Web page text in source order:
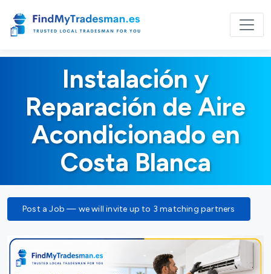
Instalación y
Reparación de Aire
Acondicionado en
Costa Blanca
Post a Job — we will invite up to 3 matching partners